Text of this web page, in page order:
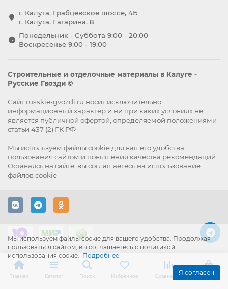
Мы используем файлы cookie для вашего удобства. Продолжая
пользоваться сайтом, вы соглашаетесь с политикой
использования cookie. Подробнее
Я согласен
г. Калуга, Грабцевское шоссе, 4Б
г. Калуга, Гагарина, 8
Понедельник - Суббота 9:00 - 20:00
Воскресенье 9:00 - 19:00
Строительные и отделочные материалы в Калуге -
Русские Гвозди ©
Сайт russkie-gvozdi.ru носит исключительно
информационный характер и ни при каких условиях не
является публичной офертой, определяемой положениями
статьи 437 (2) ГК РФ
Мы используем файлы cookie для вашего удобства
пользования сайтом и повышения качества рекомендаций.
Оставаясь на сайте, вы соглашаетесь на использование
файлов cookie
Главная Каталог Поиск Избранное Сравнение Корзина